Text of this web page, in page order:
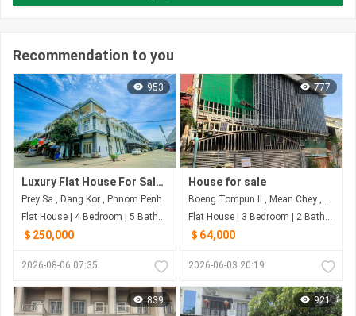
Recommendation to you
953
Luxury Flat House For Sale At Prey Sa
Prey Sa , Dang Kor , Phnom Penh
Flat House | 4 Bedroom | 5 Bathroom | 64m²
＄250,000
2026-08-06 07:35
777
House for sale
Boeng Tompun II​​​ , Mean Chey , Phnom Penh
Flat House | 3 Bedroom | 2 Bathroom | 83m²
＄64,000
2026-06-03 20:19
839 921